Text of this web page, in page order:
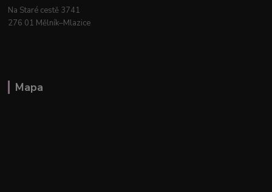
Na Staré cestě 3741
276 01 Mělník–Mlazice
Mapa